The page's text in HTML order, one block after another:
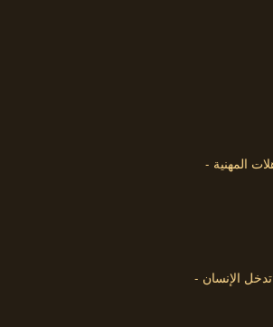
- تحسين الظروف المعيشية للمواطنين والقضاء على ظاهرة التدهور المستمر و الناتج عن تدخل الإنسان